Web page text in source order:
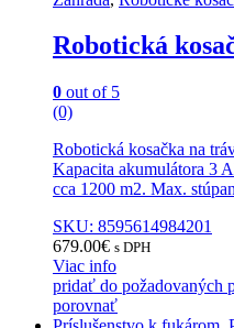
Robotická
0 out of 5
(0)
Robotická kosačka na
Kapacita akumulátora 3
cca 1200 m2. Max.
SKU: 8595614984201
679.00€ s DPH
Viac info
pridať do požadovaných
porovnať